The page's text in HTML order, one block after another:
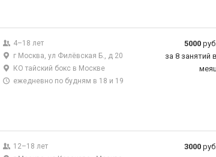
4–18 лет
г Москва, ул Филёвская Б., д 20
КО тайский бокс в Москве
ежедневно по будням в 18 и 19
5000
за 8 занятий в
12–18 лет
3000